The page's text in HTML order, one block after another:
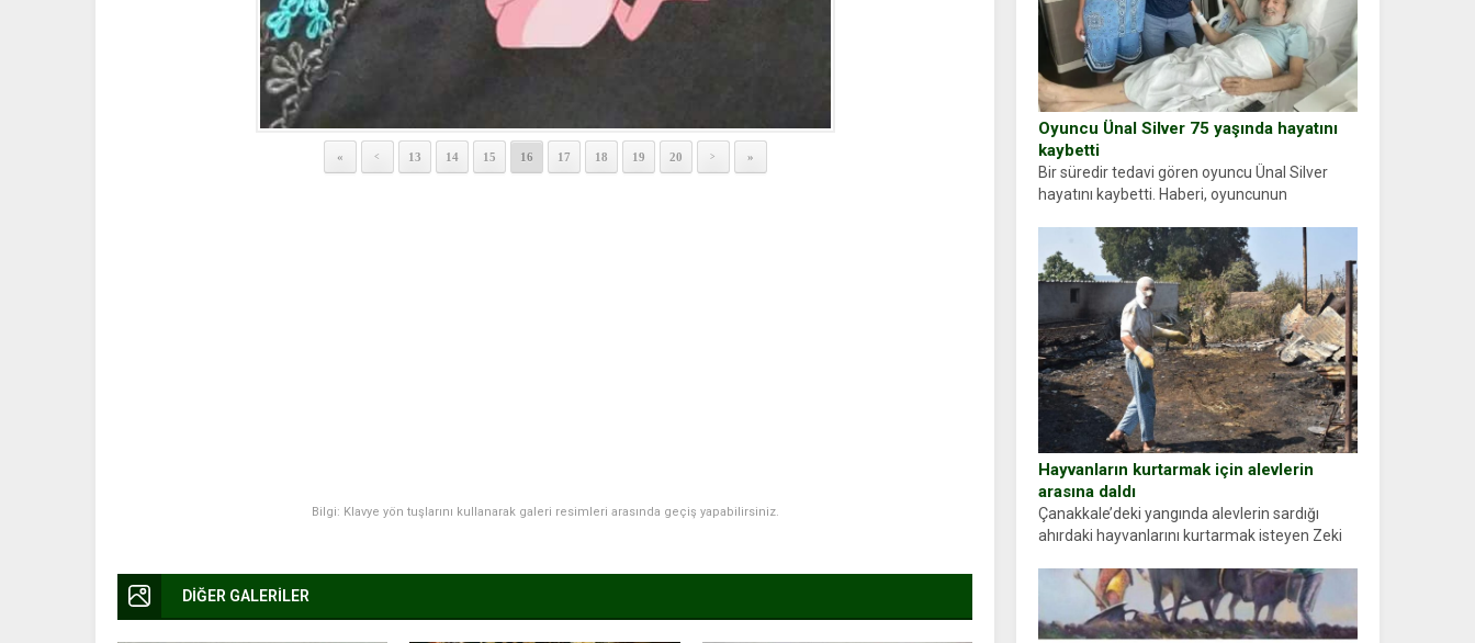
Oyuncu Ünal Silver 75 yaşında hayatını
kaybetti
Bir süredir tedavi gören oyuncu Ünal Silver
hayatını kaybetti. Haberi, oyuncunun
sosyal medya hesabında “Usta Oyuncumuz ve
çok değerli dostumuz...
Hayvanların kurtarmak için alevlerin
arasına daldı
Çanakkale’deki yangında alevlerin sardığı
ahırdaki hayvanlarını kurtarmak isteyen Zeki
ellerinde yanıklar oluşan Demir, kâbus dolu
anları anlattı… Merkeze bağlı...
« < 13 14 15 16 17 18 19 20 > »
Bilgi: Klavye yön tuşlarını kullanarak galeri resimleri arasında geçiş yapabilirsiniz.
DİĞER GALERİLER